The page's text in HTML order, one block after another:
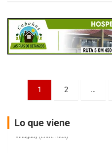
Paginación
entradas
1 2 …
Lo que viene
KDO - F6
Ciudad de Trenque Lauquen (Asfalto)
Trenque Lauquen (Buenos Aires)
Parque de la Velocidad (Asfalto)
Villaguay (Entre Ríos)
El Cerro (Tierra)
Victoria (Entre Ríos)